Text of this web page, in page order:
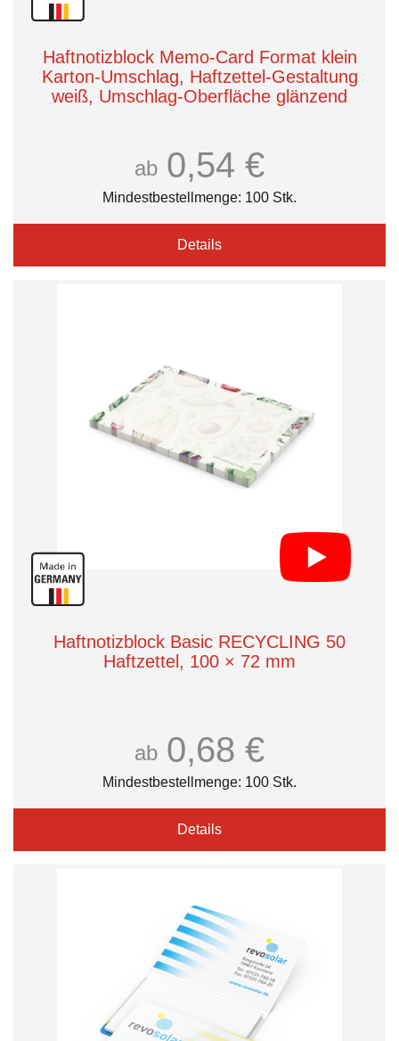
Haftnotizblock Memo-Card Format klein
Karton-Umschlag, Haftzettel-Gestaltung
weiß, Umschlag-Oberfläche glänzend
ab 0,54 €
Mindestbestellmenge: 100 Stk.
Details
Haftnotizblock Basic RECYCLING 50
Haftzettel, 100 × 72 mm
ab 0,68 €
Mindestbestellmenge: 100 Stk.
Details